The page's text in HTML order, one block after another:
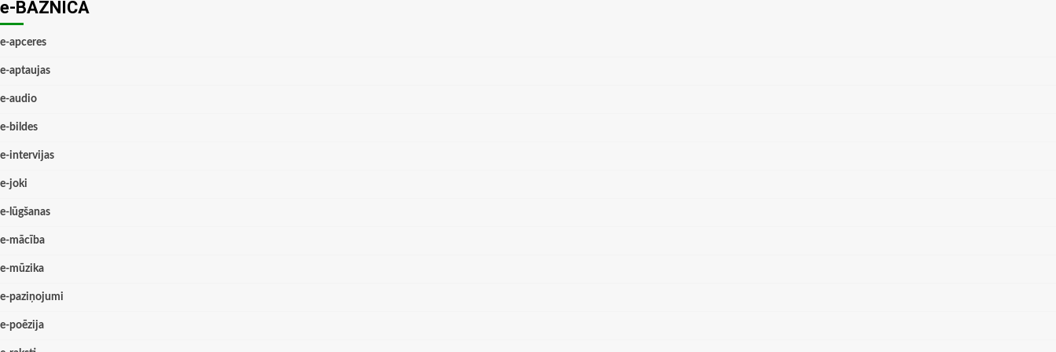
e-BAZNĪCĀ
e-apceres
e-aptaujas
e-audio
e-bildes
e-intervijas
e-joki
e-lūgšanas
e-mācība
e-mūzika
e-paziņojumi
e-poēzija